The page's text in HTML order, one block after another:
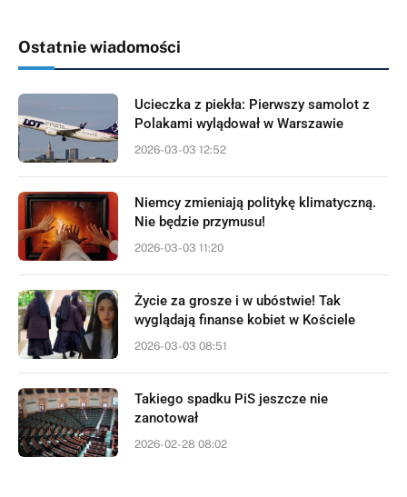
Ostatnie wiadomości
Ucieczka z piekła: Pierwszy samolot z
Polakami wylądował w Warszawie
2026-03-03 12:52
Niemcy zmieniają politykę klimatyczną.
Nie będzie przymusu!
2026-03-03 11:20
Życie za grosze i w ubóstwie! Tak
wyglądają finanse kobiet w Kościele
2026-03-03 08:51
Takiego spadku PiS jeszcze nie
zanotował
2026-02-28 08:02